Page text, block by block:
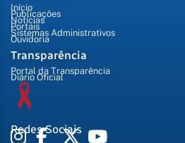
Início
Publicações
Notícias
Portais
Sistemas Administrativos
Ouvidoria
Transparência
Portal da Transparência
Diário Oficial
Redes Sociais